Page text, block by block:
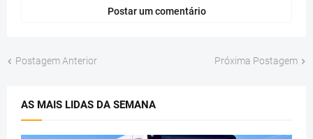
Postar um comentário
Postagem Anterior Próxima Postagem
AS MAIS LIDAS DA SEMANA